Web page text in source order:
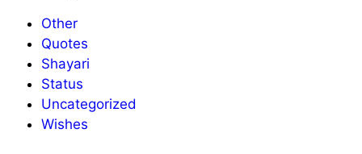
Other
Quotes
Shayari
Status
Uncategorized
Wishes